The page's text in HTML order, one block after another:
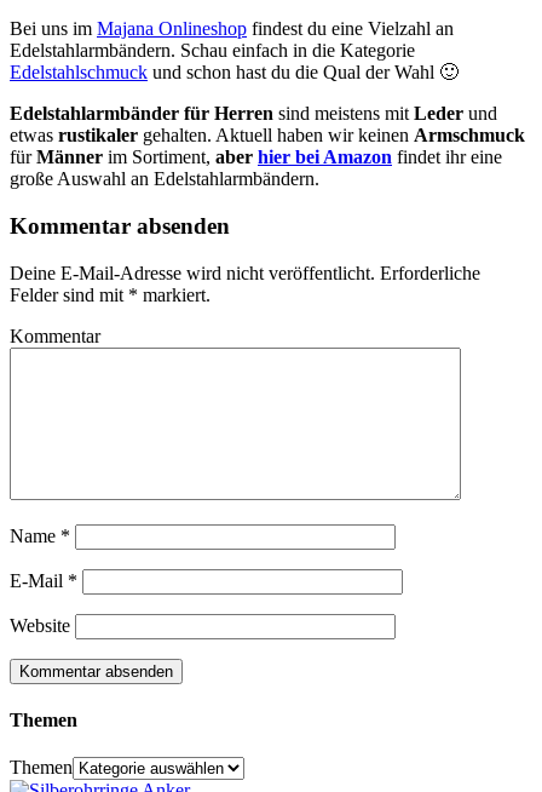
Bei uns im Majana Onlineshop findest du eine Vielzahl an
Edelstahlarmbändern. Schau einfach in die Kategorie
Edelstahlschmuck und schon hast du die Qual der Wahl 🙂
Edelstahlarmbänder für Herren sind meistens mit Leder und
etwas rustikaler gehalten. Aktuell haben wir keinen Armschmuck
fürMänner im Sortiment, aber hier bei Amazon findet ihr eine
große Auswahl an Edelstahlarmbändern.
Kommentar absenden
Deine E-Mail-Adresse wird nicht veröffentlicht. Erforderliche
Felder sind mit * markiert.
Kommentar
Name *
E-Mail *
Website
Themen
Themen